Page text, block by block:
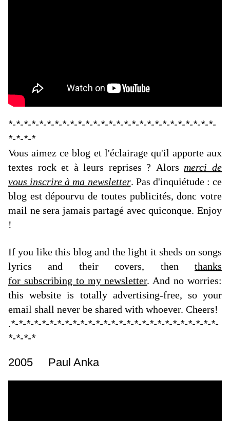
*-*-*-*-*-*-*-*-*-*-*-*-*-*-*-*-*-*-*-*-*-*-*-*-*-*-*-
*-*-*-*
Vous aimez ce blog et l'éclairage qu'il apporte aux
textes rock et à leurs reprises ? Alors merci de
vous inscrire à ma newsletter. Pas d'inquiétude : ce
blog est dépourvu de toutes publicités, donc votre
mail ne sera jamais partagé avec quiconque. Enjoy
!
If you like this blog and the light it sheds on songs
lyrics and their covers, then thanks
for subscribing to my newsletter. And no worries:
this website is totally advertising-free, so your
email shall never be shared with whoever. Cheers!
.*-*-*-*-*-*-*-*-*-*-*-*-*-*-*-*-*-*-*-*-*-*-*-*-*-*-*-
*-*-*-*
2005 Paul Anka